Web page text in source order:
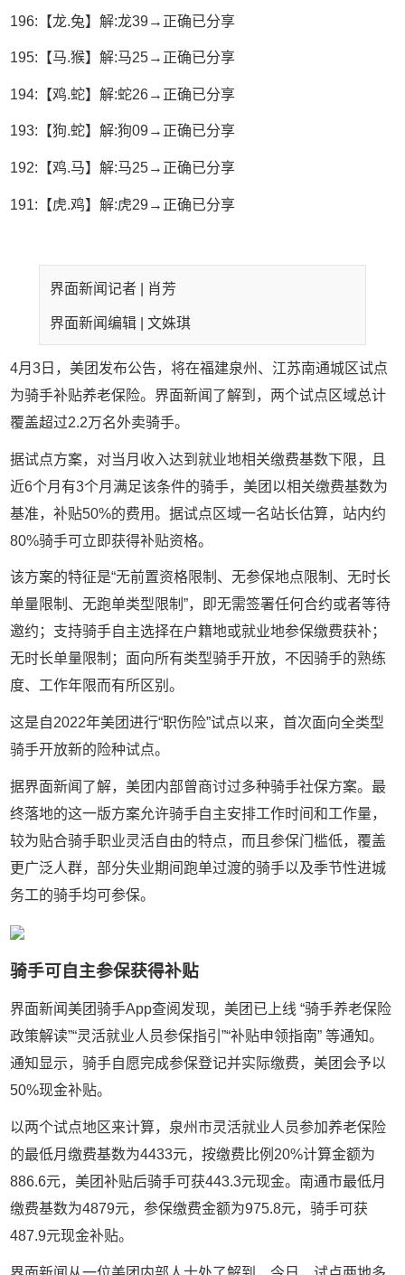
196:【龙.兔】解:龙39→正确已分享
195:【马.猴】解:马25→正确已分享
194:【鸡.蛇】解:蛇26→正确已分享
193:【狗.蛇】解:狗09→正确已分享
192:【鸡.马】解:马25→正确已分享
191:【虎.鸡】解:虎29→正确已分享
界面新闻记者 | 肖芳
界面新闻编辑 | 文姝琪
4月3 日，美团发布公告，将在福建泉州、江苏南通城区试点
为骑手补贴养老保险。界面新闻了解到，两个试点区域总计
覆盖超过2.2万名外卖骑手。
据试点方案，对当月收入达到就业地相关缴费基数下限，且
近6个月有3个月满足该条件的骑手，美团以相关缴费基数为
基准，补贴50%的费用。据试点区域一名站长估算，站内约
80%骑手可立即获得补贴资格。
该方案的特征是“无前置资格限制、无参保地点限制、无时长
单量限制、无跑单类型限制”，即无需签署任何合约或者等待
邀约；支持骑手自主选择在户籍地或就业地参保缴费获补；
无时长单量限制；面向所有类型骑手开放，不因骑手的熟练
度、工作年限而有所区别。
这是自2022年美团进行“职伤险”试点以来，首次面向全类型
骑手开放新的险种试点。
据界面新闻了解，美团内部曾商讨过多种骑手社保方案。最
终落地的这一版方案允许骑手自主安排工作时间和工作量，
较为贴合骑手职业灵活自由的特点，而且参保门槛低，覆盖
更广泛人群，部分失业期间跑单过渡的骑手以及季节性进城
务工的骑手均可参保。
骑手可自主参保获得补贴
界面新闻美团骑手App查阅发现，美团已上线 “骑手养老保险
政策解读”“灵活就业人员参保指引”“补贴申领指南” 等通知。
通知显示，骑手自愿完成参保登记并实际缴费，美团会予以
50%现金补贴。
以两个试点地区来计算， 泉州市灵活就业人员参加养老保险
的最低月缴费基数为4433元，按缴费比例 20%计算金额为
886.6元，美团补贴后骑手可获443.3元现金。南通市最低月
缴费基数为4879元，参保缴费金额为975.8元，骑手可获
487.9元现金补贴。